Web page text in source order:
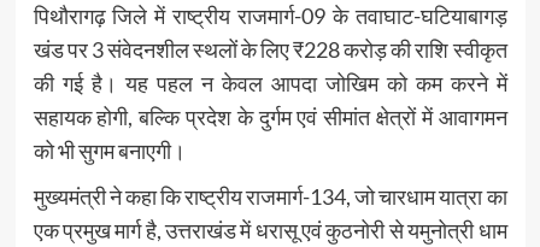
पिथौरागढ़ जिले में राष्ट्रीय राजमार्ग-09 के तवाघाट-घटियाबागड़
खंड पर 3 संवेदनशील स्थलों के लिए ₹228 करोड़ की राशि स्वीकृत
की गई है। यह पहल न केवल आपदा जोखिम को कम करने में
सहायक होगी, बल्कि प्रदेश के दुर्गम एवं सीमांत क्षेत्रों में आवागमन
को भी सुगम बनाएगी।
मुख्यमंत्री ने कहा कि राष्ट्रीय राजमार्ग-134, जो चारधाम यात्रा का
एक प्रमुख मार्ग है, उत्तराखंड में धरासू एवं कुठनोरी से यमुनोत्री धाम